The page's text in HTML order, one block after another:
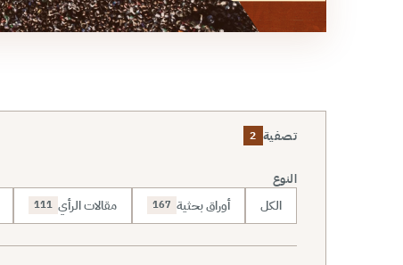
تصفية 2
النوع
الكل أوراق بحثية 167 مقالات الرأي 111